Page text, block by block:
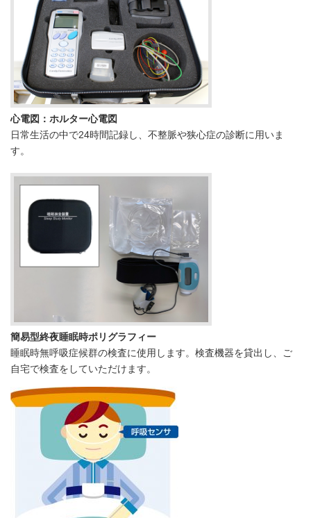
心電図：ホルター心電図
日常生活の中で24時間記録し、不整脈や狭心症の診断に用いま
す。
簡易型終夜睡眠時ポリグラフィー
睡眠時無呼吸症候群の検査に使用します。検査機器を貸出し、ご
自宅で検査をしていただけます。